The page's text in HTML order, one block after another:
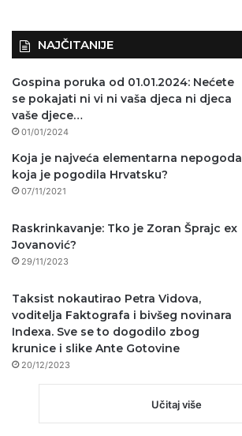
NAJČITANIJE
Gospina poruka od 01.01.2024: Nećete
se pokajati ni vi ni vaša djeca ni djeca
vaše djece…
01/01/2024
Koja je najveća elementarna nepogoda
koja je pogodila Hrvatsku?
07/11/2021
Raskrinkavanje: Tko je Zoran Šprajc ex
Jovanović?
29/11/2023
Taksist nokautirao Petra Vidova,
voditelja Faktografa i bivšeg novinara
Indexa. Sve se to dogodilo zbog
krunice i slike Ante Gotovine
20/12/2023
Učitaj više